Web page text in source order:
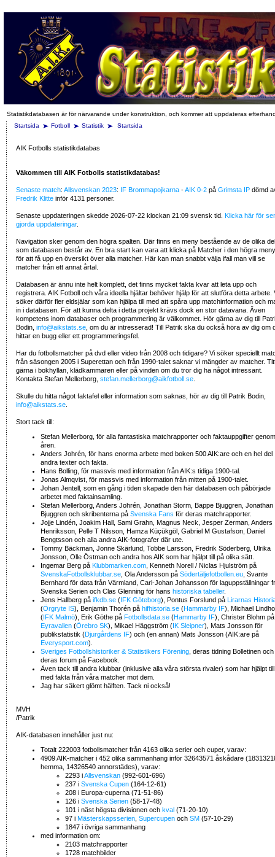
Statistikdatabasen är för närvarande under konstruktion, och kommer att uppdateras
Startsida
Fotboll Statistik Startsida
AIK Fotbolls statistikdatabas
Väkommen till AIK Fotbolls statistikdatabas!
Senaste match: Allsvenskan 2023: IF Brommapojkarna -AIK 0-2 på Grimsta IP dömd
Fredrik Klitte inför 4131 personer.
Senaste uppdateringen skedde 2026-07-22 klockan 21:09 svensk tid. Klicka här för
gjorda uppdateringar.
Navigation sker genom den högra spalten. Där finns en meny bestående av de olika
som databasen består av. En bra start kan vara att klicka på Matcher i den högra
för att få upp en översikt över alla matcher. Här kan man snabbt välja ifall man vill se
matcher från ett annat årtal.
Databasen är ännu inte helt komplett, det finns mycket fakta kvar att leta upp och
registrera. AIK Fotboll och våra ideella hjältar behöver hjälp för att slutföra detta arbete.
söker därför fler eldsjälar som kan hjälpa till med att spåra upp matchinformation och
in i databasen. För att kunna delta i detta projekt krävs dock en stor datavana. Även
kompetens inom databaser och programmering är välkommet. Hör gärna av dig till
Bodin, info@aikstats.se , om du är intresserad! Till Patrik ska du också höra av dig om
hittar en bugg eller ett programmeringsfel.
Har du fotbollsmatcher på dvd eller video från 2008 och tidigare? Vi söker speciellt
från säsongen 2005 i Superettan och från 1990-talet saknar vi mängder av matcher.
gärna i bokhyllan, klädkammaren eller på vinden om du tror dig ha något intressant.
Kontakta Stefan Mellerborg, stefan.mellerborg@aikfotboll.se
Skulle du hitta något faktafel eller information som saknas, hör av dig till Patrik Bodin,
info@aikstats.se
Stort tack till:
Stefan Mellerborg, för alla fantastiska matchrapporter och faktauppgifter genom
åren.
Anders Johrén, för hans enorma arbete med boken 500 AIK:are och en hel del
andra texter och fakta.
Hans Bolling, för massvis med information från AIK:s tidiga 1900-tal.
Jonas Almqvist, för massvis med information från mitten på 1900-talet.
Johan Jentell, som en gång i tiden skapade den här databasen och påbörjade
arbetet med faktainsamling.
Stefan Mellerborg, Anders Johrén, Jonathan Storm, Bappe Bjuggren, Jonathan
Bjuggren och skribenterna på Svenska Fans för deras matchrapporter.
Jojje Lindén, Joakim Hall, Sami Grahn, Magnus Neck, Jesper Zerman, Anders
Henriksson, Pelle T Nilsson, Hamza Küçükgöl, Gabriel M Gustafson, Daniel
Bengtsson och alla andra AIK-fotografer där ute.
Tommy Bäckman, Jonne Skärlund, Tobbe Larsson, Fredrik Söderberg, Ulrika
Jonsson, Olle Östman och andra hos AIK som har hjälpt till på olika sätt.
Ingemar Berg på Klubbmarken.com , Kenneth Norell / Niclas Hjulström på
SvenskaFotbollsklubbar.se , Ola Andersson på Södertäljefotbollen.eu , Svante
Bernhard för data från Värmland, Carl-Johan Johansson för laguppställningar
Svenska Serien och Clas Glenning för hans historiska tabeller.
Jens Hallberg på ifkdb.se (IFK Göteborg), Pontus Forslund på Lirarnas
(Örgryte IS), Benjamin Thorén på hifhistoria.se (Hammarby IF), Michael
(IFK Malmö), Erik Göthe på Fotbollsdata.se (Hammarby IF), Christer Blohm på
Eyravallen (Örebro SK), Mikael Häggström (IK Sleipner), Mats Jonsson för
publikstatistik (Djurgårdens IF) och (en annan) Mats Jonsson (AIK:are på
Everysport.com).
Sveriges Fotbollshistoriker & Statistikers Förening , deras tidning Bolletinen och
deras forum på Facebook.
Även tack till andra klubbar (inklusive alla våra största rivaler) som har hjälpt till
med fakta från våra matcher mot dem.
Jag har säkert glömt hälften. Tack ni också!
MVH
/Patrik
AIK-databasen innehåller just nu:
Totalt 222003 fotbollsmatcher från 4163 olika serier och cuper, varav:
4909 AIK-matcher i 452 olika sammanhang inför 32643571 åskådare
hemma, 14326540 annorstädes), varav:
2293 iAllsvenskan (992-601-696)
237 i Svenska Cupen (164-12-61)
208 i Europa-cuperna (71-51-86)
126 i Svenska Serien (58-17-48)
101 i näst högsta divisionen och kval (71-20-10)
97 i Mästerskapsserien Supercupen och SM (57-10-29)
1847 i övriga sammanhang
med information om:
2103 matchrapporter
1728 matchbilder